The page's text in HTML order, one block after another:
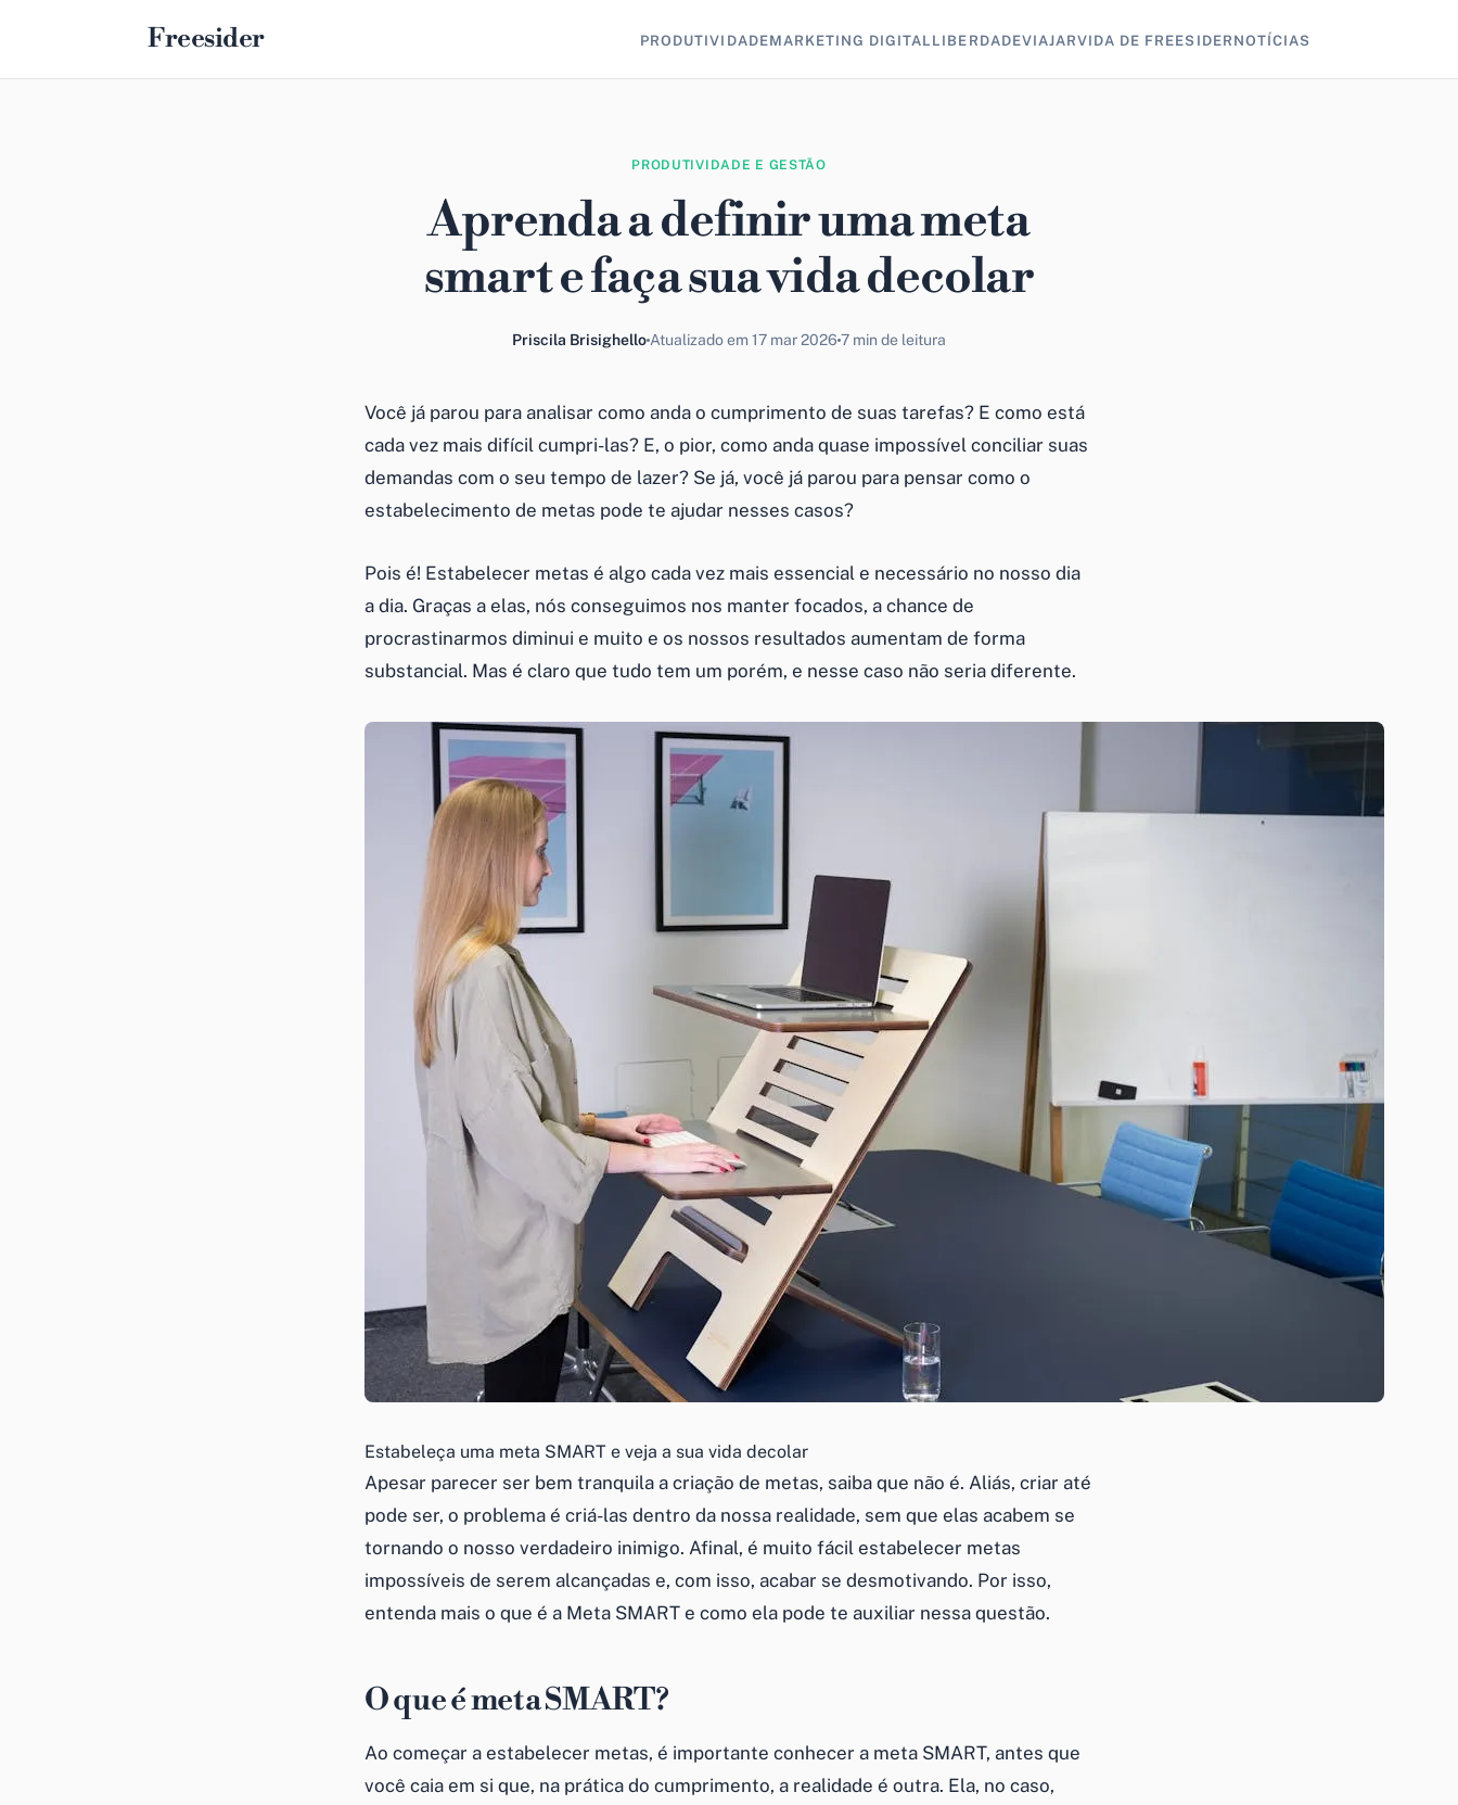
Freesider PRODUTIVIDADEMARKETING DIGITAL LIBERDADEVIAJARVIDA DE FREESIDER NOTÍCIAS
PRODUTIVIDADE E GESTÃO
Aprenda a definir uma meta
smart e faça sua vida decolar
Priscila Brisighello Atualizado em 17 mar 2026 7 min de leitura
Você já parou para analisar como anda o cumprimento de suas tarefas? E como está
cada vez mais difícil cumpri-las? E, o pior, como anda quase impossível conciliar suas
demandas com o seu tempo de lazer? Se já, você já parou para pensar como o
estabelecimento de metas pode te ajudar nesses casos?
Pois é! Estabelecer metas é algo cada vez mais essencial e necessário no nosso dia
a dia. Graças a elas, nós conseguimos nos manter focados, a chance de
procrastinarmos diminui e muito e os nossos resultados aumentam de forma
substancial. Mas é claro que tudo tem um porém, e nesse caso não seria diferente.
Estabeleça uma meta SMART e veja a sua vida decolar
Apesar parecer ser bem tranquila a criação de metas, saiba que não é. Aliás, criar até
pode ser, o problema é criá-las dentro da nossa realidade, sem que elas acabem se
tornando o nosso verdadeiro inimigo. Afinal, é muito fácil estabelecer metas
impossíveis de serem alcançadas e, com isso, acabar se desmotivando. Por isso,
entenda mais o que é a Meta SMART e como ela pode te auxiliar nessa questão.
O que é meta SMART?
Ao começar a estabelecer metas, é importante conhecer a meta SMART, antes que
você caia em si que, na prática do cumprimento, a realidade é outra. Ela, no caso,